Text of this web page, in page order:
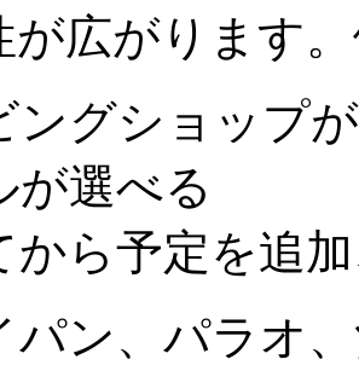
が広がります
ングショップ
が選べる
から予定を追
パン、パラオ